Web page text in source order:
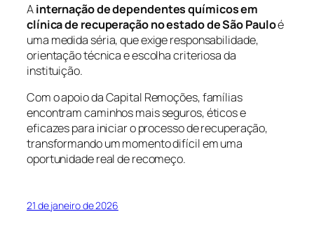
Ainternação de dependentes químicos em
clínica de recuperação no estado de São Pauloé
uma medida séria, que exige responsabilidade,
orientação técnica e escolha criteriosa da
instituição.
Com o apoio da Capital Remoções, famílias
encontram caminhos mais seguros, éticos e
eficazes para iniciar o processo de recuperação,
transformando um momento difícil em uma
oportunidade real de recomeço.
21 de janeiro de 2026